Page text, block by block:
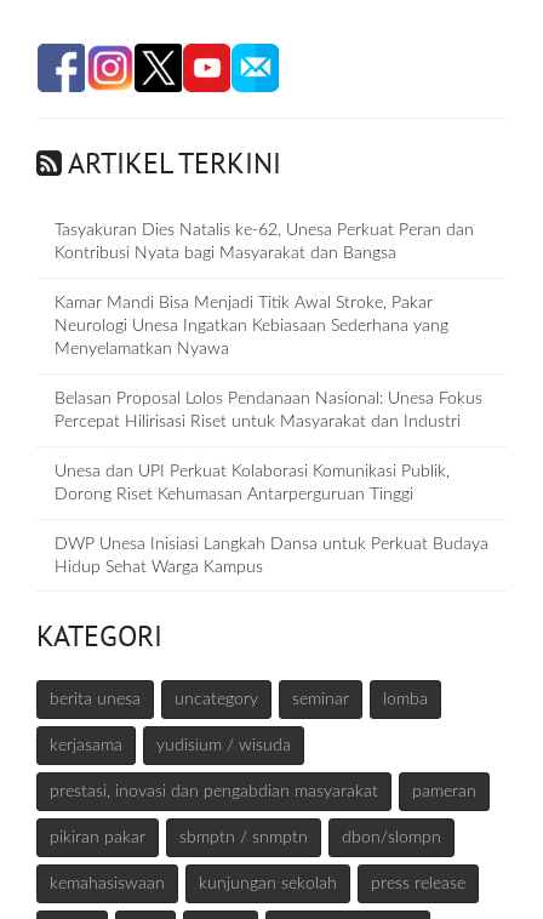
ARTIKEL TERKINI
Tasyakuran Dies Natalis ke-62, Unesa Perkuat Peran dan
Kontribusi Nyata bagi Masyarakat dan Bangsa
Kamar Mandi Bisa Menjadi Titik Awal Stroke, Pakar
Neurologi Unesa Ingatkan Kebiasaan Sederhana yang
Menyelamatkan Nyawa
Belasan Proposal Lolos Pendanaan Nasional: Unesa Fokus
Percepat Hilirisasi Riset untuk Masyarakat dan Industri
Unesa dan UPI Perkuat Kolaborasi Komunikasi Publik,
Dorong Riset Kehumasan Antarperguruan Tinggi
DWP Unesa Inisiasi Langkah Dansa untuk Perkuat Budaya
Hidup Sehat Warga Kampus
KATEGORI
berita unesa uncategory seminar lomba
kerjasama yudisium / wisuda
prestasi, inovasi dan pengabdian masyarakat pameran
pikiran pakar sbmptn / snmptn dbon/slompn
kemahasiswaan kunjungan sekolah press release